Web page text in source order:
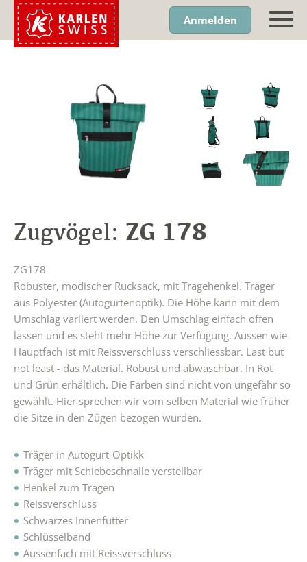
Anmelden
Zugvögel: ZG 178
ZG178
Robuster, modischer Rucksack, mit Tragehenkel. Träger
aus Polyester (Autogurtenoptik). Die Höhe kann mit dem
Umschlag variiert werden. Den Umschlag einfach offen
lassen und es steht mehr Höhe zur Verfügung. Aussen wie
Hauptfach ist mit Reissverschluss verschliessbar. Last but
not least - das Material. Robust und abwaschbar. In Rot
und Grün erhältlich. Die Farben sind nicht von ungefähr so
gewählt. Hier sprechen wir vom selben Material wie früher
die Sitze in den Zügen bezogen wurden.
Träger in Autogurt-Optikk
Träger mit Schiebeschnalle verstellbar
Henkel zum Tragen
Reissverschluss
Schwarzes Innenfutter
Schlüsselband
Aussenfach mit Reissverschluss